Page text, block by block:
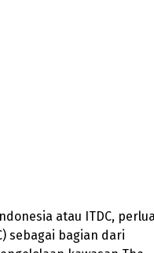
atau ITDC,
sebagai bagian dari